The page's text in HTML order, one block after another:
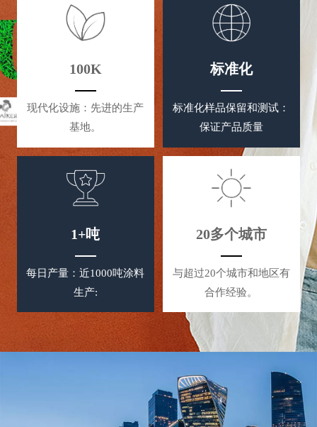
100K
现代化设施：先进的生产
基地。
标准化
标准化样品保留和测试：
保证产品质量
1+吨
每日产量：近1000吨涂料
生产:
20多个城市
与超过20个城市和地区有
合作经验。